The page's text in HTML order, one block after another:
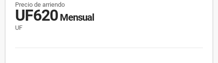
Precio de arriendo
UF620 Mensual
UF